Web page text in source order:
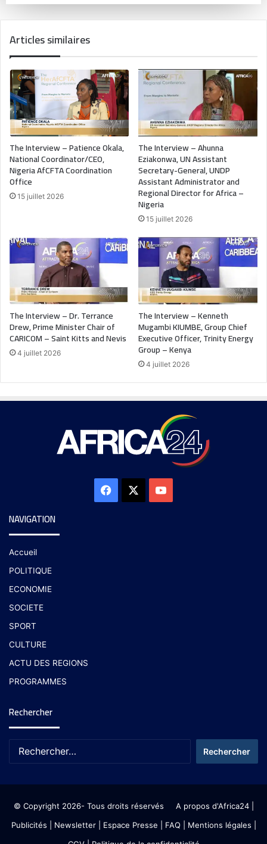
Articles similaires
The Interview – Patience Okala,
National Coordinator/CEO,
Nigeria AfCFTA Coordination
Office
15 juillet 2026
The Interview – Ahunna
Eziakonwa, UN Assistant
Secretary-General, UNDP
Assistant Administrator and
Regional Director for Africa –
Nigeria
15 juillet 2026
The Interview – Dr. Terrance
Drew, Prime Minister Chair of
CARICOM – Saint Kitts and Nevis
4 juillet 2026
The Interview – Kenneth
Mugambi KIUMBE, Group Chief
Executive Officer, Trinity Energy
Group – Kenya
4 juillet 2026
NAVIGATION
Accueil
POLITIQUE
ECONOMIE
SOCIETE
SPORT
CULTURE
ACTU DES REGIONS
PROGRAMMES
Rechercher
© Copyright 2026- Tous droits réservés A propos d'Africa24|
Publicités
Newsletter| Espace Presse | FAQ | Mentions légales